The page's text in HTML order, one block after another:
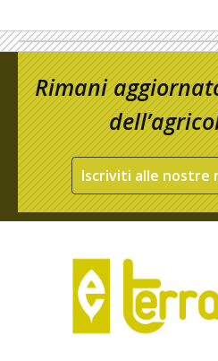
Rimani
Iscriviti alle nostre